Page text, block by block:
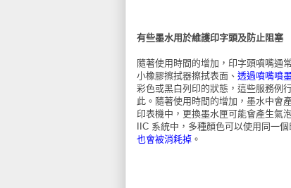
有些墨水用於維護印字頭及防止阻塞
隨著使用時間的增加，印字頭噴嘴通
小橡膠擦拭器擦拭表面、 透過噴嘴噴
彩色或黑白列印的狀態，這些服務例
此。隨著使用時間的增加，墨水中會
印表機中，更換墨水匣可能會產生氣
IIC 系統中，多種顏色可以使用同一個
也會被消耗掉 。